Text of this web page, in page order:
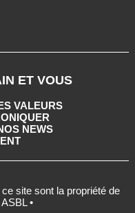
ET VOUS
VALEURS
NEWS
site sont la propriété de
•